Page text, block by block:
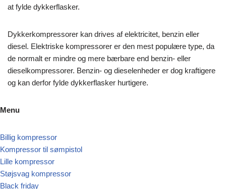
at fylde dykkerflasker.
Dykkerkompressorer kan drives af elektricitet, benzin eller
diesel. Elektriske kompressorer er den mest populære type, da
de normalt er mindre og mere bærbare end benzin- eller
dieselkompressorer. Benzin- og dieselenheder er dog kraftigere
og kan derfor fylde dykkerflasker hurtigere.
Menu
Billig kompressor
Kompressor til sømpistol
Lille kompressor
Støjsvag kompressor
Black friday